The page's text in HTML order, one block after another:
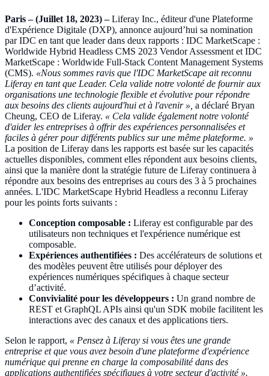
Paris – (Juillet 18, 2023) –Liferay Inc., éditeur d'une Plateforme
d'Expérience Digitale (DXP), annonce aujourd’hui sa nomination
par IDC en tant que leader dans deux rapports : IDC MarketScape :
Worldwide Hybrid Headless CMS 2023 Vendor Assessment et IDC
MarketScape : Worldwide Full-Stack Content Management Systems
(CMS). «Nous sommes ravis que l'IDC MarketScape ait reconnu
Liferay en tant que Leader. Cela valide notre volonté de fournir aux
organisations une technologie flexible et évolutive pour répondre
aux besoins des clients aujourd'hui et à l'avenir », a déclaré Bryan
Cheung, CEO de Liferay. « Cela valide également notre volonté
d'aider les entreprises à offrir des expériences personnalisées et
faciles à gérer pour différents publics sur une même plateforme. »
La position de Liferay dans les rapports est basée sur les capacités
actuelles disponibles, comment elles répondent aux besoins clients,
ainsi que la manière dont la stratégie future de Liferay continuera à
répondre aux besoins des entreprises au cours des 3 à 5 prochaines
années. L'IDC MarketScape Hybrid Headless a reconnu Liferay
pour les points forts suivants :
Conception composable : Liferay est configurable par des
utilisateurs non techniques et l'expérience numérique est
composable.
Expériences authentifiées : Des accélérateurs de solutions et
des modèles peuvent être utilisés pour déployer des
expériences numériques spécifiques à chaque secteur
d’activité.
Convivialité pour les développeurs : Un grand nombre de
REST et GraphQL APIs ainsi qu'un SDK mobile facilitent les
interactions avec des canaux et des applications tiers.
Selon le rapport, « Pensez à Liferay si vous êtes une grande
entreprise et que vous avez besoin d'une plateforme d'expérience
numérique qui prenne en charge la composabilité dans des
applications authentifiées spécifiques à votre secteur d'activité ».